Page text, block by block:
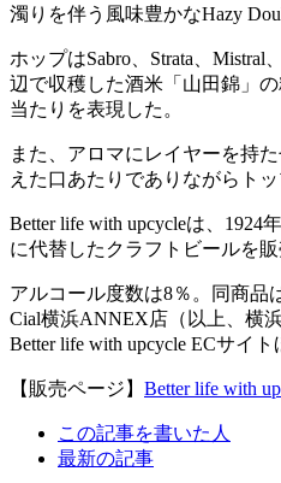
濁りを伴う風味豊かなHazy
ホップはSabro、Strata、
辺で収穫した酒米「山田錦」
当たりを表現した。
また、アロマにレイヤーを持
えた口あたりでありながらト
Better life with upcycleは、
に代替したクラフトビールを
アルコール度数は8％。同商品
Cial横浜ANNEX店（以上、横
Better life with upcycle ECサイト
【販売ページ】 Better life with
following
この記事を書いた人
最新の記事